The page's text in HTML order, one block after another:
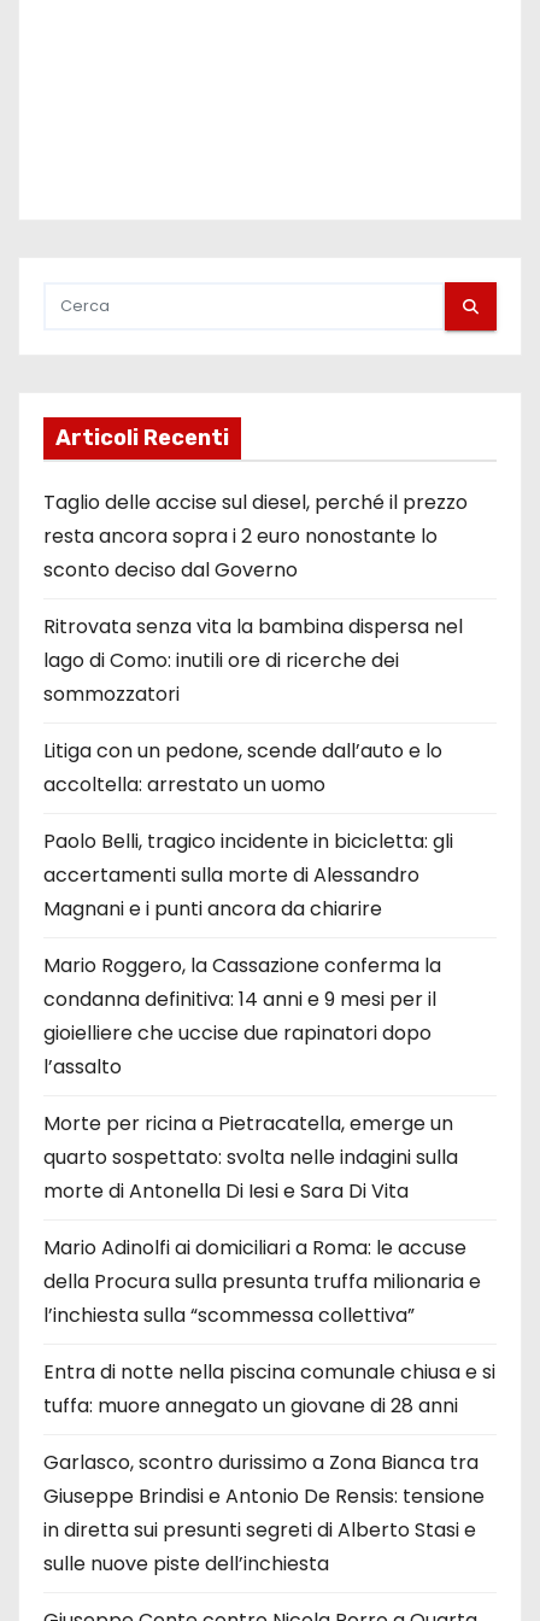
Articoli Recenti
Taglio delle accise sul diesel, perché il prezzo
resta ancora sopra i 2 euro nonostante lo
sconto deciso dal Governo
Ritrovata senza vita la bambina dispersa nel
lago di Como: inutili ore di ricerche dei
sommozzatori
Litiga con un pedone, scende dall’auto e lo
accoltella: arrestato un uomo
Paolo Belli, tragico incidente in bicicletta: gli
accertamenti sulla morte di Alessandro
Magnani e i punti ancora da chiarire
Mario Roggero, la Cassazione conferma la
condanna definitiva: 14 anni e 9 mesi per il
gioielliere che uccise due rapinatori dopo
l’assalto
Morte per ricina a Pietracatella, emerge un
quarto sospettato: svolta nelle indagini sulla
morte di Antonella Di Iesi e Sara Di Vita
Mario Adinolfi ai domiciliari a Roma: le accuse
della Procura sulla presunta truffa milionaria e
l’inchiesta sulla “scommessa collettiva”
Entra di notte nella piscina comunale chiusa e si
tuffa: muore annegato un giovane di 28 anni
Garlasco, scontro durissimo a Zona Bianca tra
Giuseppe Brindisi e Antonio De Rensis: tensione
in diretta sui presunti segreti di Alberto Stasi e
sulle nuove piste dell’inchiesta